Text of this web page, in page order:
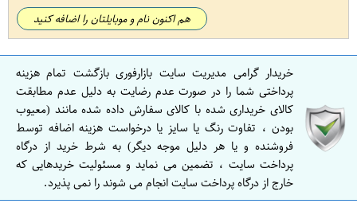
هم اکنون نام و موبایلتان را اضافه کنید
خریدار گرامی مدیریت سایت بازارفوری بازگشت تمام هزینه
پرداختی شما را در صورت عدم رضایت به دلیل عدم مطابقت
کالای خریداری شده با کالای سفارش داده شده مانند (معیوب
بودن ، تفاوت رنگ یا سایز یا درخواست هزینه اضافه توسط
فروشنده و یا هر دلیل موجه دیگر) به شرط خرید از درگاه
پرداخت سایت ، تضمین می نماید و مسئولیت خریدهایی که
خارج از درگاه پرداخت سایت انجام می شوند را نمی پذیرد.